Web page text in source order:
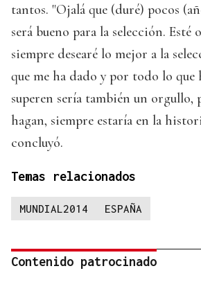
tantos. "Ojalá que (duré) pocos
será bueno para la selección. Esté
siempre desearé lo mejor a la
que me ha dado y por todo lo que
superen sería también un orgullo,
hagan, siempre estaría en la
concluyó.
Temas relacionados
MUNDIAL2014 ESPAÑA
Contenido patrocinado